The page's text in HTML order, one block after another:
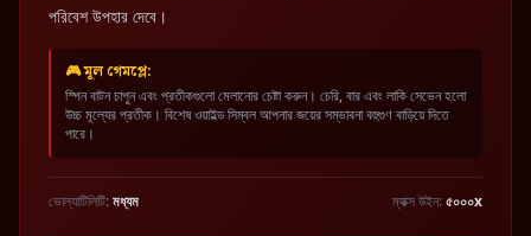
পরিবেশ উপহার দেবে।
🎮 মূল গেমপ্লে:
স্পিন বাটন চাপুন এবং প্রতীকগুলো মেলানোর চেষ্টা করুন। চেরি, বার এবং লাকি সেভেন হলো
উচ্চ মূল্যের প্রতীক। বিশেষ ওয়াইল্ড সিম্বল আপনার জয়ের সম্ভাবনা বহুগুণ বাড়িয়ে দিতে
পারে।
ভোল্যাটিলিটি:মধ্যম ম্যাক্স উইন:৫০০০x